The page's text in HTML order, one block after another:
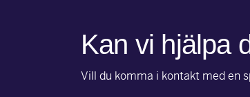
Kan vi hjälpa
Vill du komma i kontakt med en